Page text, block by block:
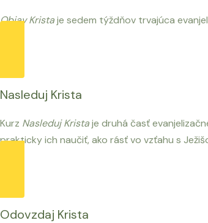
Objav Kristaje sedem týždňov trvajúca
Nasleduj Krista
Kurz Nasleduj Kristaje druhá časť
prakticky ich naučiť, ako rásť vo vzťahu s
Odovzdaj Krista